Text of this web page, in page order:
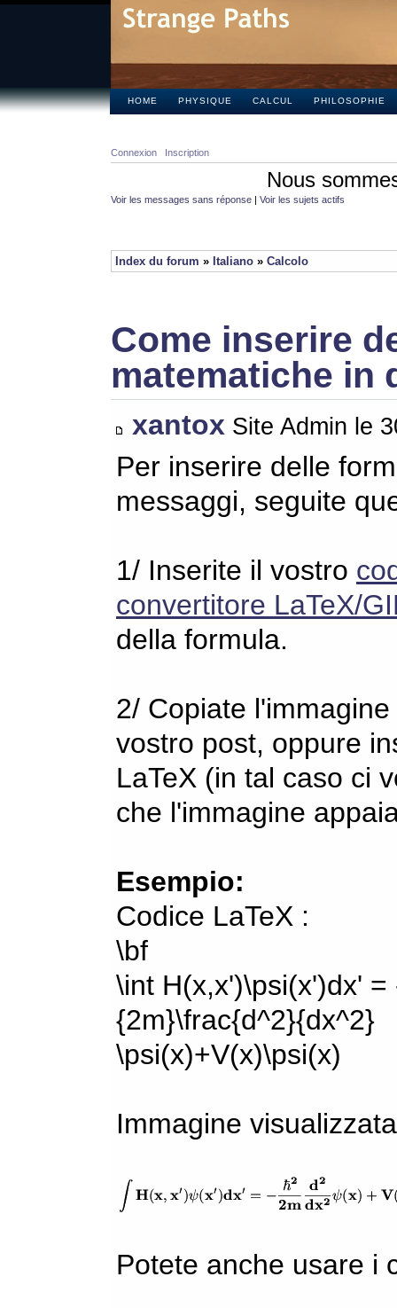
HOME PHYSIQUE CALCUL PHILOSOPHIE
Connexion Inscription
Nous
Voir les messages sans réponse | Voir les sujets actifs
Index du forum » Italiano » Calcolo
Come inserire
matematiche in
xantox Site Admin le
Per inserire delle
messaggi, seguite
1/ Inserite il vostro
convertitore LaTeX/
della formula.
2/ Copiate
vostro post, oppure
LaTeX (in tal caso ci
che l'immagine
Esempio:
Codice LaTeX :
\bf
\int H(x,x')\psi(x')dx'
{2m}\frac{d^2}{dx^2}
\psi(x)+V(x)\psi(x)
Immagine
Potete anche usare i